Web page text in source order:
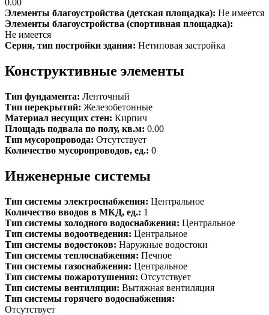
0.00
Элементы благоустройства (детская площадка): Не имеется
Элементы благоустройства (спортивная площадка):
Не имеется
Серия, тип постройки здания: Нетиповая застройка
Конструктивные элементы
Тип фундамента: Ленточный
Тип перекрытий: Железобетонные
Материал несущих стен: Кирпич
Площадь подвала по полу, кв.м: 0.00
Тип мусоропровода: Отсутствует
Количество мусоропроводов, ед.: 0
Инженерные системы
Тип системы электроснабжения: Центральное
Количество вводов в МКД, ед.: 1
Тип системы холодного водоснабжения: Центральное
Тип системы водоотведения: Центральное
Тип системы водостоков: Наружные водостоки
Тип системы теплоснабжения: Печное
Тип системы газоснабжения: Центральное
Тип системы пожаротушения: Отсутствует
Тип системы вентиляции: Вытяжная вентиляция
Тип системы горячего водоснабжения:
Отсутствует